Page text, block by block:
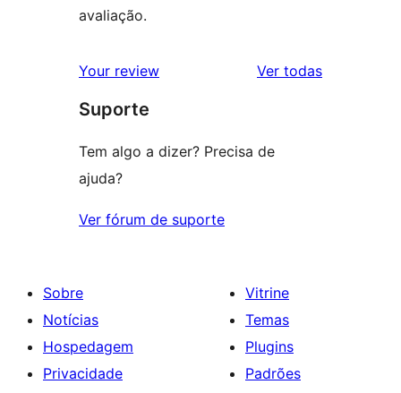
avaliação.
Your review Ver todasavaliações
Suporte
Tem algo a dizer? Precisa de
ajuda?
Ver fórum de suporte
Sobre
Notícias
Hospedagem
Privacidade
Vitrine
Temas
Plugins
Padrões